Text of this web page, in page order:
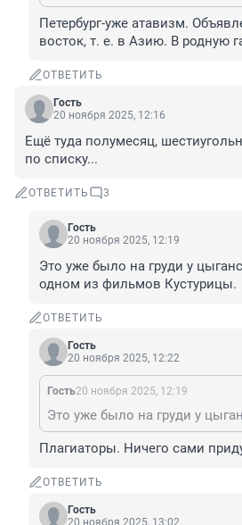
Петербург-уже атавизм.
восток, т. е. в Азию. В родную
ОТВЕТИТЬ
Гость
20 ноября 2025, 12:16
Ещё туда полумесяц,
по списку...
ОТВЕТИТЬ 3
Гость
20 ноября 2025, 12:19
Это уже было на груди у
одном из фильмов Кустурицы.
ОТВЕТИТЬ
Гость
20 ноября 2025, 12:22
Гость20 ноября 2025, 12:19
Плагиаторы. Ничего сами
ОТВЕТИТЬ
Гость
20 ноября 2025, 13:02